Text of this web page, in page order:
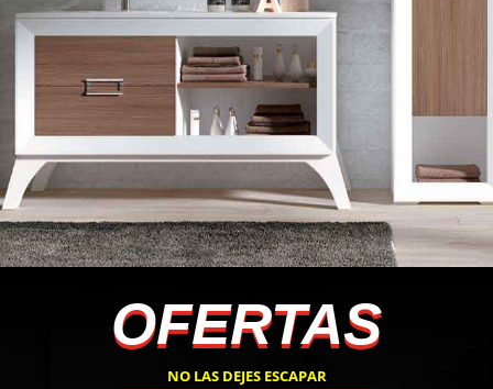
OFERTAS
NO LAS DEJES ESCAPAR